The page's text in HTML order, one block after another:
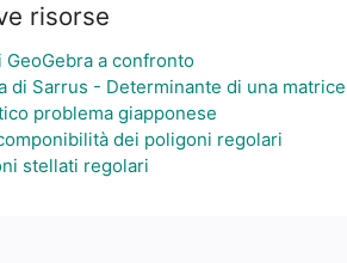
risorse
GeoGebra a confronto
di Sarrus - Determinante di una
problema giapponese
dei poligoni regolari
stellati regolari